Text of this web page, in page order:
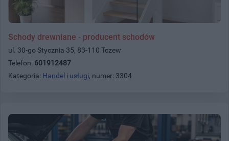
Schody drewniane - producent schodów
ul. 30-go Stycznia 35, 83-110 Tczew
Telefon: 601912487
Kategoria: Handel i usługi, numer: 3304